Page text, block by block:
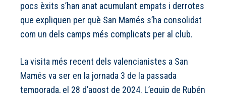
pocs èxits s’han anat acumulant empats i derrotes
que expliquen per què San Mamés s’ha consolidat
com un dels camps més complicats per al club.
La visita més recent dels valencianistes a San
Mamés va ser en la jornada 3 de la passada
temporada, el 28 d’agost de 2024. L’equip de Rubén